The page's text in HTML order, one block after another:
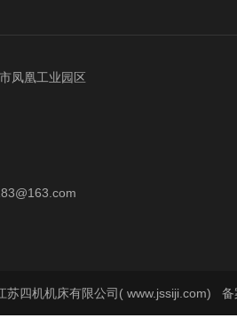
凤凰工业园区
苏四机机床有限公司( www.jssiji.com) 备